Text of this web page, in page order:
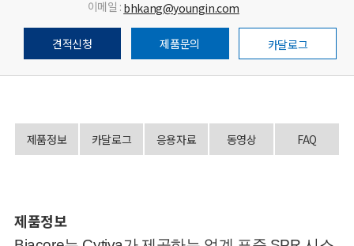
이메일 : bhkang@youngin.com
견적신청 제품문의 카달로그
제품정보 카달로그 응용자료 동영상 FAQ
제품정보